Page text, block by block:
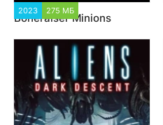
2023 275 МБ
Boneraiser Minions